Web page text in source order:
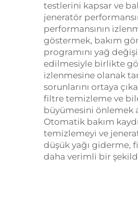
testlerini kapsar ve
jeneratör
performansının
göstermek, bakım
programını yağ
edilmesiyle birlikte
izlenmesine olanak
sorunlarını ortaya
filtre temizleme ve
büyümesini önlemek
Otomatik bakım
temizlemeyi ve
düşük yağı giderme,
daha verimli bir